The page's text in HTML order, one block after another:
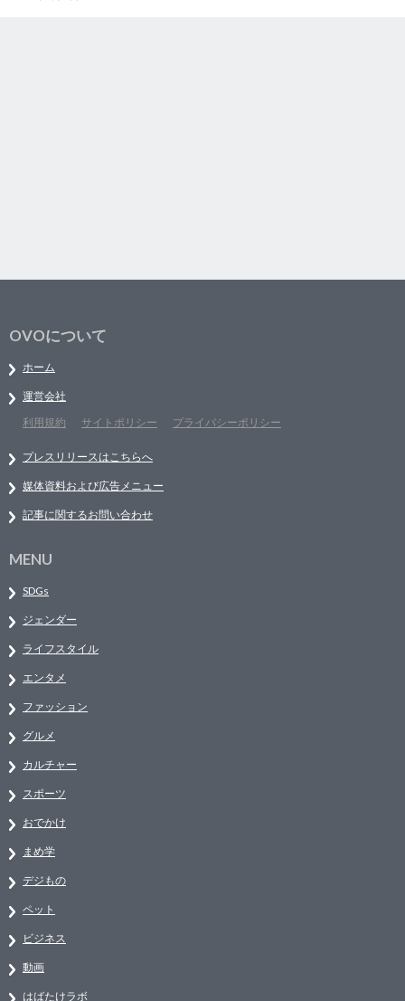
OVOについて
ホーム
運営会社
利用規約
サイトポリシー プライバシーポリシー
プレスリリースはこちらへ
媒体資料および広告メニュー
記事に関するお問い合わせ
MENU
SDGs
ジェンダー
ライフスタイル
エンタメ
ファッション
グルメ
カルチャー
スポーツ
おでかけ
まめ学
デジもの
ペット
ビジネス
動画
はばたけラボ